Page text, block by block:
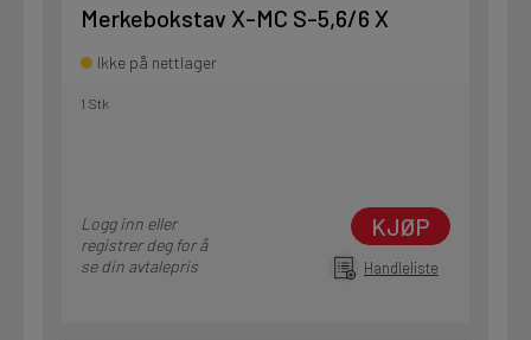
Merkebokstav X-MC S-5,6/6 X
Ikke på nettlager
1 Stk
Logg inn eller
registrer deg for å
se din avtalepris
KJØP
Handleliste